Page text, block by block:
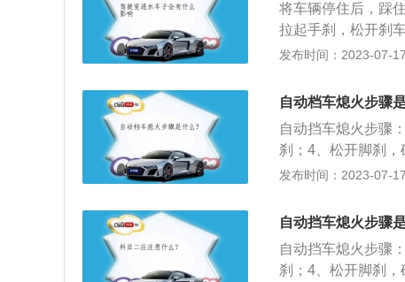
将车辆停住后，踩
拉起手刹，松开刹
简介：自动挡，顾
从上到下分别为：
箱传递出去，变速
器油耗要高10%以
发布时间：2023-07-
自动档车熄火步骤
自动挡车熄火步骤
刹；4、松开脚刹
挡汽车熄火之前一
况自动选择合适的
D、S、L。2、自
门踏板程度和车速
发布时间：2023-07-
自动挡车熄火步骤
自动挡车熄火步骤
刹；4、松开脚刹